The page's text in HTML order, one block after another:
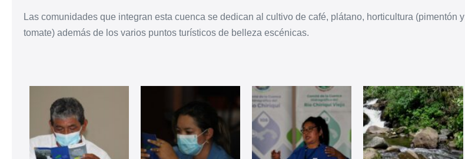
Las comunidades que integran esta cuenca se dedican al cultivo de café, plátano, horticultura (pimentón y
tomate) además de los varios puntos turísticos de belleza escénicas.